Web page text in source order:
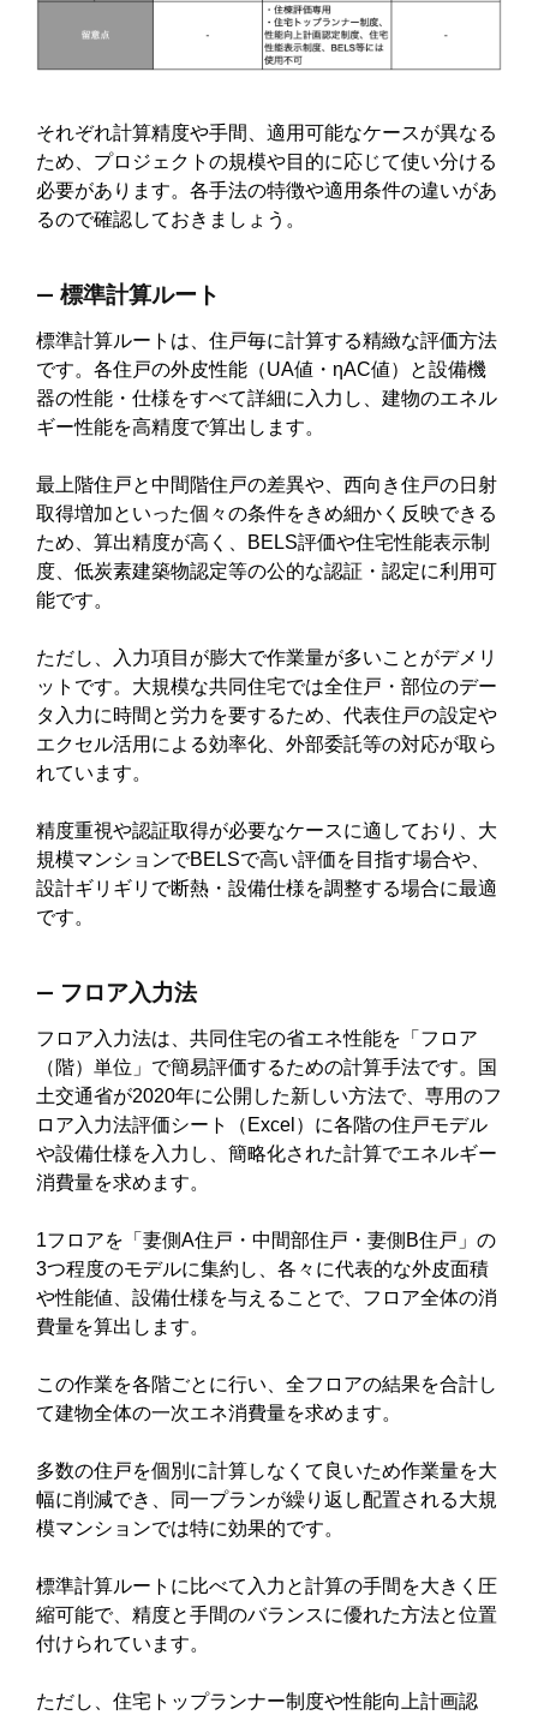
それぞれ計算精度や手間、適用可能なケースが異なる
ため、プロジェクトの規模や目的に応じて使い分ける
必要があります。各手法の特徴や適用条件の違いがあ
るので確認しておきましょう。
― 標準計算ルート
標準計算ルートは、住戸毎に計算する精緻な評価方法
です。各住戸の外皮性能（UA値・ηAC値）と設備機
器の性能・仕様をすべて詳細に入力し、建物のエネル
ギー性能を高精度で算出します。
最上階住戸と中間階住戸の差異や、西向き住戸の日射
取得増加といった個々の条件をきめ細かく反映できる
ため、算出精度が高く、BELS評価や住宅性能表示制
度、低炭素建築物認定等の公的な認証・認定に利用可
能です。
ただし、入力項目が膨大で作業量が多いことがデメリ
ットです。大規模な共同住宅では全住戸・部位のデー
タ入力に時間と労力を要するため、代表住戸の設定や
エクセル活用による効率化、外部委託等の対応が取ら
れています。
精度重視や認証取得が必要なケースに適しており、大
規模マンションでBELSで高い評価を目指す場合や、
設計ギリギリで断熱・設備仕様を調整する場合に最適
です。
― フロア入力法
フロア入力法は、共同住宅の省エネ性能を「フロア
（階）単位」で簡易評価するための計算手法です。国
土交通省が2020年に公開した新しい方法で、専用のフ
ロア入力法評価シート（Excel）に各階の住戸モデル
や設備仕様を入力し、簡略化された計算でエネルギー
消費量を求めます。
1フロアを「妻側A住戸・中間部住戸・妻側B住戸」の
3つ程度のモデルに集約し、各々に代表的な外皮面積
や性能値、設備仕様を与えることで、フロア全体の消
費量を算出します。
この作業を各階ごとに行い、全フロアの結果を合計し
て建物全体の一次エネ消費量を求めます。
多数の住戸を個別に計算しなくて良いため作業量を大
幅に削減でき、同一プランが繰り返し配置される大規
模マンションでは特に効果的です。
標準計算ルートに比べて入力と計算の手間を大きく圧
縮可能で、精度と手間のバランスに優れた方法と位置
付けられています。
ただし、住宅トップランナー制度や性能向上計画認